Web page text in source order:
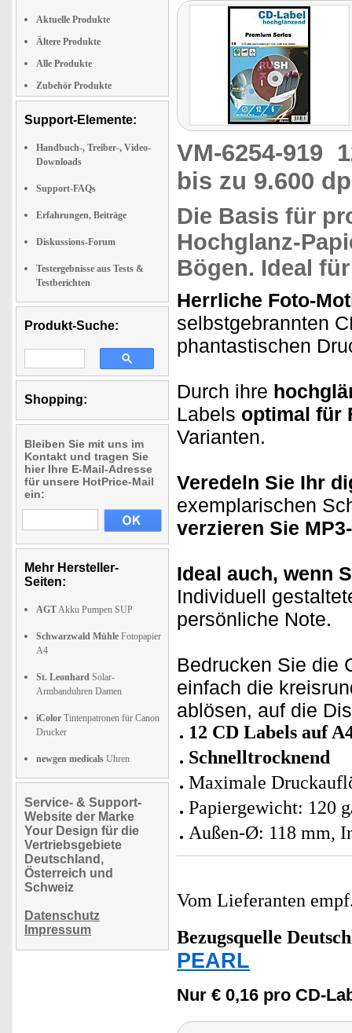
Aktuelle Produkte
Ältere Produkte
Alle Produkte
Zubehör Produkte
Support-Elemente:
Handbuch-, Treiber-, Video-
Downloads
Support-FAQs
Erfahrungen, Beiträge
Diskussions-Forum
Testergebnisse aus Tests &
Testberichten
Produkt-Suche:
Shopping:
Bleiben Sie mit uns im
Kontakt und tragen Sie
hier Ihre E-Mail-Adresse
für unsere HotPrice-Mail
ein:
Mehr Hersteller-
Seiten:
AGTAkku Pumpen SUP
Schwarzwald Mühle Fotopapier
A4
St. Leonhard Solar-
Armbanduhren Damen
iColor Tintenpatronen für Canon
Drucker
newgen medicals Uhren
Service- & Support-
Website der Marke
Your Design für die
Vertriebsgebiete
Deutschland,
Österreich und
Schweiz
Datenschutz
Impressum
VM-6254-919
bis zu 9.600
Die Basis für
Hochglanz-
Bögen. Ideal
Herrliche Foto-
selbstgebrannten
phantastischen
Durch ihre
Labels optimal für
Varianten.
Veredeln Sie Ihr
exemplarischen
verzieren Sie
Ideal auch, wenn
Individuell
persönliche Note.
Bedrucken Sie die
einfach die
ablösen, auf die
12 CD Labels auf
Schnelltrocknend
Maximale
Papiergewicht: 120
Außen-Ø: 118 mm,
Vom Lieferanten
Bezugsquelle
PEARL
Nur € 0,16 pro CD-